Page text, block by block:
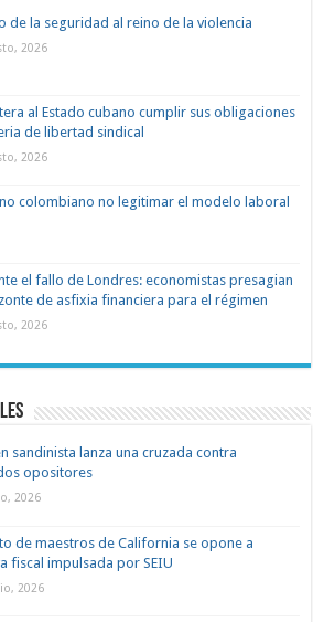
de la seguridad al reino de la violencia
2026
al Estado cubano cumplir sus obligaciones
de libertad sindical
2026
colombiano no legitimar el modelo laboral
el fallo de Londres: economistas presagian
de asfixia financiera para el régimen
2026
sandinista lanza una cruzada contra
opositores
2026
de maestros de California se opone a
fiscal impulsada por SEIU
2026